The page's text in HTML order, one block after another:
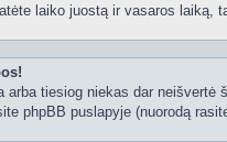
laiko juostą ir vasaros laiką,
arba tiesiog niekas dar
phpBB puslapyje (nuorodą